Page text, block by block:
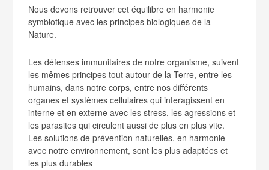
Nous devons retrouver cet équilibre en harmonie
symbiotique avec les principes biologiques de la
Nature.
Les défenses immunitaires de notre organisme, suivent
les mêmes principes tout autour de la Terre, entre les
humains, dans notre corps, entre nos différents
organes et systèmes cellulaires qui interagissent en
interne et en externe avec les stress, les agressions et
les parasites qui circulent aussi de plus en plus vite.
Les solutions de prévention naturelles, en harmonie
avec notre environnement, sont les plus adaptées et
les plus durables